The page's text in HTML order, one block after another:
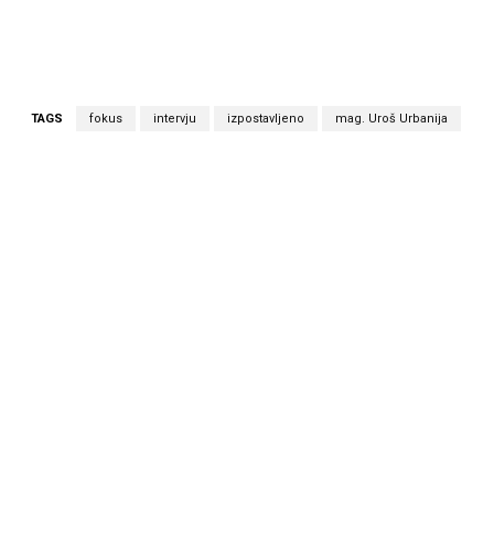
TAGS fokus intervju izpostavljeno mag. Uroš Urbanija